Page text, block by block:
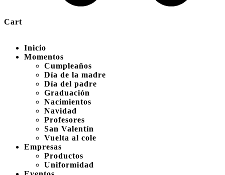
Cart
Inicio
Momentos
Cumpleaños
Día de la madre
Día del padre
Graduación
Nacimientos
Navidad
Profesores
San Valentín
Vuelta al cole
Empresas
Productos
Uniformidad